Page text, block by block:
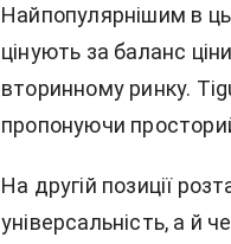
Найпопулярнішим в
цінують за баланс
вторинному ринку.
пропонуючи
На другій позиції
універсальність, а й